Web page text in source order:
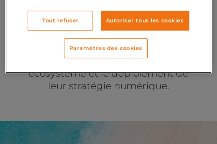
institutions et organismes
publicsdans la définition de leur
écosystème et le déploiement de
leur stratégie numérique.
Tout refuser Autoriser tous les cookies
Paramètres des cookies